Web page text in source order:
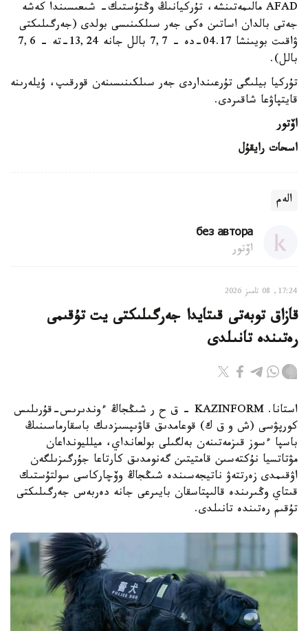
AFAD مالىمەتىنشە، تۇركيانىڭ وڭتۇستىك- شىعىسىندا كەشە
جەتى بالدان اساتىن ەكى جەر سىلكىنىسى بولدى (جەرگىلىكتى
ۋاقىت بويىنشا 04.17-دە - 7,7 بالل جانە 13,24-تە - 7,6
بالل).
تۇركيا بيلىگى تۇرعىنداردى جەر سىلكىنىسىنەن قورقىپ، ۇيلەرىنە
قايتپاۋعا شاقىردى.
اۆتور
اسحات رايقۇل
الەم
без автора
اۆتور
17:24, 08 تامىز 2026
قازاق توبەتى قىتايدا جەرگىلىكتى يت تۇقىمى
رەتىندە تانىلدى
استانا. KAZINFORM – ق ح ر شىڭجاڭ ءوندىرىس-قۇرىلىس
كورپۋسى (ش و ق ك) قوعامدىق قاۋىپسىزدىك باسقارماسىنىڭ
باسپا ءسوز قىزمەتىنەن بەلگىلى بولعانداي، ميلليونداعان
مۋتاتسيا نۇكتەسىن قامتيتىن گەنومدىق كارتاعا جۇرگىزىلگەن
اۋقىمدى زەرتتەۋ ناتيجەسىندە شىڭجاڭ وۆچاركاسى سولتۇستىك
قىتاي وڭىرىندە قالىپتاسقان بايىرعى جانە دەربەس جەرگىلىكتى
تۇقىم رەتىندە تانىلدى.